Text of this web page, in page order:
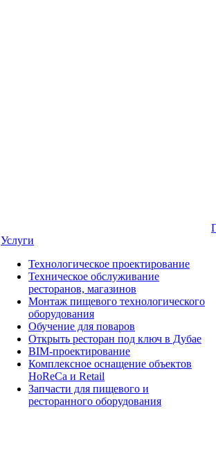
Услуги
Технологическое проектирование
Техническое обслуживание
ресторанов, магазинов
Монтаж пищевого технологического
оборудования
Обучение для поваров
Открыть ресторан под ключ в Дубае
BIM-проектирование
Комплексное оснащение объектов
HoReCa и Retail
Запчасти для пищевого и
ресторанного оборудования